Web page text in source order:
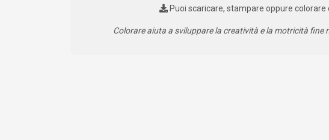
Puoi scaricare, stampare oppure
Colorare aiuta a sviluppare la creatività e la motricità fine